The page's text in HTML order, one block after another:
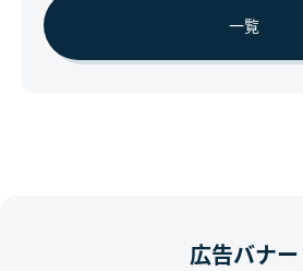
一覧
広告バナー